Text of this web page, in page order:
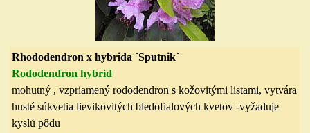
Rhododendron x hybrida ´Sputnik´
Rododendron hybrid
mohutný , vzpriamený rododendron s kožovitými listami, vytvára
husté súkvetia lievikovitých bledofialových kvetov -vyžaduje
kyslú pôdu